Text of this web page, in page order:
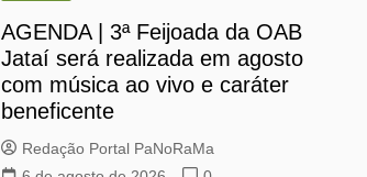
AGENDA | 3ª Feijoada da OAB
Jataí será realizada em agosto
com música ao vivo e caráter
beneficente
Redação Portal PaNoRaMa